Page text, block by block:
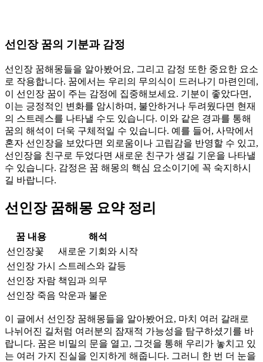
선인장 꿈의 기분과 감정
선인장 꿈해몽들을 알아봤어요, 그리고 감정 또한 중요한 요소
로 작용합니다. 꿈에서는 우리의 무의식이 드러나기 마련인데,
이 선인장 꿈이 주는 감정에 집중해보세요. 기분이 좋았다면,
이는 긍정적인 변화를 암시하며, 불안하거나 두려웠다면 현재
의 스트레스를 나타낼 수도 있습니다. 이와 같은 경과를 통해
꿈의 해석이 더욱 구체적일 수 있습니다. 예를 들어, 사막에서
혼자 선인장을 보았다면 외로움이나 고립감을 반영할 수 있고,
선인장을 친구로 두었다면 새로운 친구가 생길 기운을 나타낼
수 있습니다. 감정은 꿈 해몽의 핵심 요소이기에 꼭 숙지하시
길 바랍니다.
선인장 꿈해몽 요약 정리
꿈 내용
해석
선인장꽃
새로운 기회와 시작
선인장 가시
스트레스와 갈등
선인장 자람 책임과 의무
선인장 죽음 악운과 불운
이 글에서 선인장 꿈해몽들을 알아봤어요, 마치 여러 갈래로
나뉘어진 길처럼 여러분의 잠재적 가능성을 탐구하셨기를 바
랍니다. 꿈은 비밀의 문을 열고, 그것을 통해 우리가 놓치고 있
는 여러 가지 진실을 인지하게 해줍니다. 그러니 한 번 더 눈을